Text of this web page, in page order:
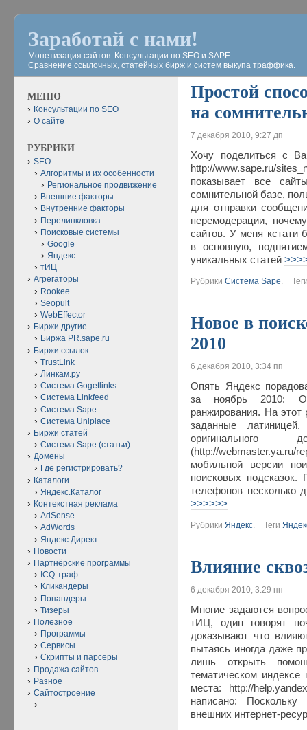
Заработай с нами!
Монетизация сайтов. Консультации по SEO и SAPE.
Сравнение ссылочных, статейных бирж и систем выкупа траффика.
Простой
на
7 декабря 2010, 9:27 дп
Хочу поделиться с
http://www.sape.ru/
показывает все
сомнительной базе,
для отправки
перемодерации,
сайтов. У меня кстати
в основную,
уникальных статей
РубрикиСистема Sape
Новое в
2010
6 декабря 2010, 3:34 пп
Опять Яндекс
за ноябрь 2010:
ранжирования. На
заданные
оригинального
(http://
мобильной версии
поисковых
телефонов несколько
>>>>>>
Рубрики Яндекс Теги
Влияние
6 декабря 2010, 3:29 пп
Многие задаются
тИЦ, один говорят
доказывают что
пытаясь иногда даже
лишь открыть
тематическом
места: http://
написано:
внешних интернет-
МЕНЮ
Консультации по SEO
О сайте
РУБРИКИ
SEO
Алгоритмы и их особенности
Региональное продвижение
Внешние факторы
Внутренние факторы
Перелинкловка
Поисковые системы
Google
Яндекс
тИЦ
Агрегаторы
Rookee
Seopult
WebEffector
Биржи другие
Биржа PR.sape.ru
Биржи ссылок
TrustLink
Линкам.ру
Система Gogetlinks
Система Linkfeed
Система Sape
Система Uniplace
Биржи статей
Система Sape (статьи)
Домены
Где регистрировать?
Каталоги
Яндекс.Каталог
Контекстная реклама
AdSense
AdWords
Яндекс.Директ
Новости
Партнёрские программы
ICQ-траф
Кликандеры
Попандеры
Тизеры
Полезное
Программы
Сервисы
Скрипты и парсеры
Продажа сайтов
Разное
Сайтостроение